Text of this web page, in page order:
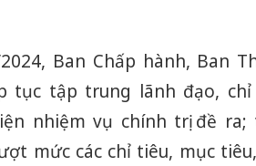
Ban Chấp hành, Ban
tục tập trung lãnh đạo,
nhiệm vụ chính trị đề
mức các chỉ tiêu, mục